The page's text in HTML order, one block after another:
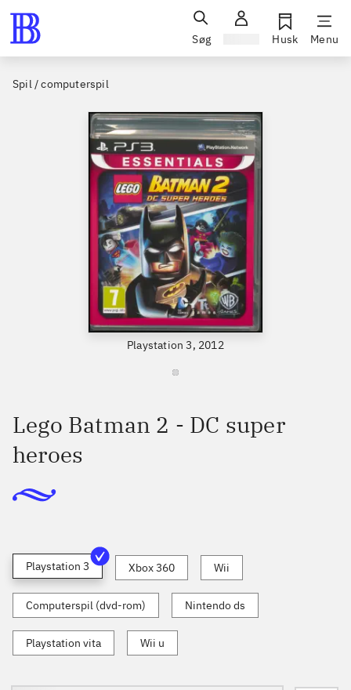
Søg Husk Menu
Spil / computerspil
Playstation 3, 2012
Lego Batman 2 - DC super
heroes
Playstation 3 Xbox 360 Wii
Computerspil (dvd-rom) Nintendo ds
Playstation vita Wii u